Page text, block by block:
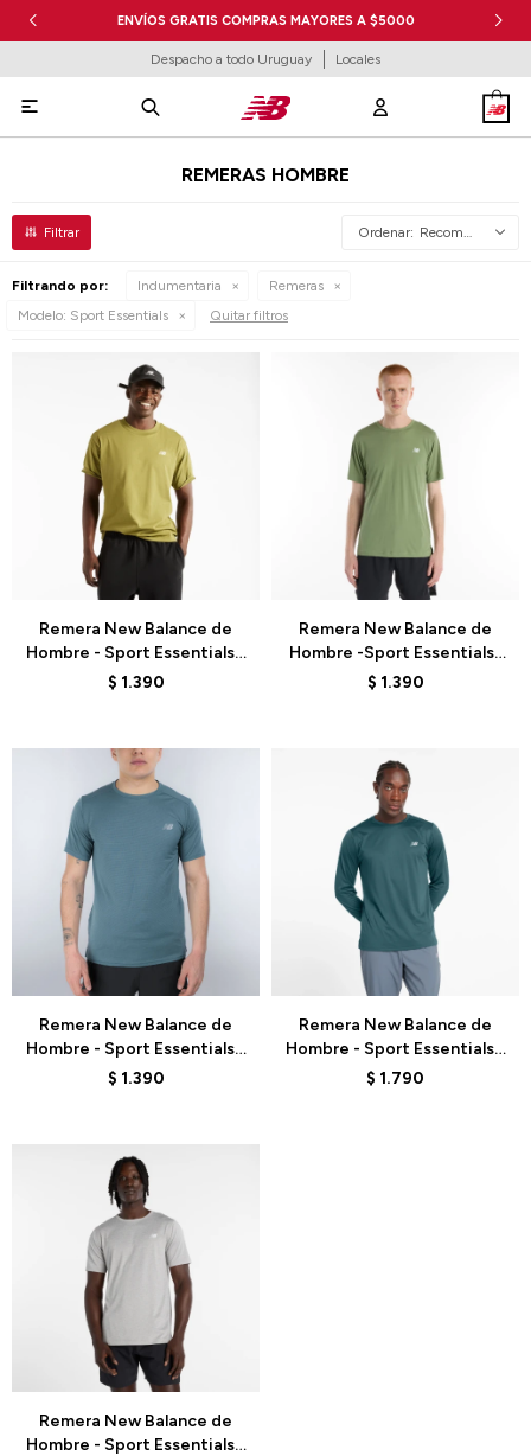
ENVÍOS GRATIS COMPRAS MAYORES A $5000
Despacho a todo Uruguay Locales

REMERAS HOMBRE
Recomendados
Filtrando por: Indumentaria
Remeras
Modelo: Sport Essentials Quitar filtros
Remera New Balance de
Hombre - Sport Essentials -
MT41509GEE - GREEN
$ 1.390
Talle
Remera New Balance de
Hombre -Sport Essentials-
MT61O0U4AAR - ELD
$ 1.390
Remera New Balance de
Hombre - Sport Essentials -
MT41222AAZ - TURQUOISE
$ 1.390
Remera New Balance de
Hombre - Sport Essentials -
MT41225AAZ - TURQUOISE
$ 1.790
Remera New Balance de
Hombre - Sport Essentials -